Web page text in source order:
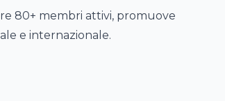
80+ membri attivi, promuove
e internazionale.